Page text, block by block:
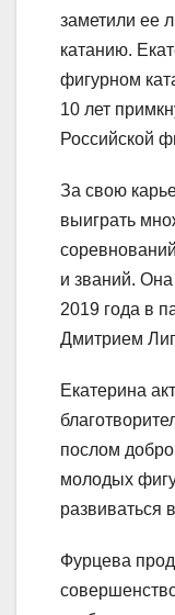
заметили ее
катанию.
фигурном
10 лет
Российской
За свою
выиграть
и званий.
2019 года в
Дмитрием
Екатерина
послом
молодых
развиваться
Фурцева